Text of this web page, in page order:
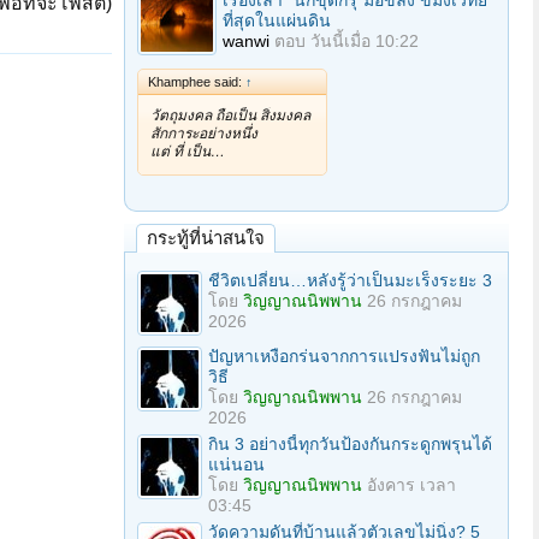
ที่สุดในแผ่นดิน
wanwi ตอบ วันนี้เมื่อ 10:22
Khamphee said: ↑
วัตถุมงคล ถือเป็น สิ่งมงคล
สักการะอย่างหนึ่ง
แต่ ที่ เป็น…
กระทู้ที่น่าสนใจ
ชีวิตเปลี่ยน…หลังรู้ว่าเป็นมะเร็งระยะ 3
โดย วิญญาณนิพพาน 26 กรกฎาคม
2026
ปัญหาเหงือกร่นจากการแปรงฟันไม่ถูก
วิธี
โดย วิญญาณนิพพาน 26 กรกฎาคม
2026
กิน 3 อย่างนี้ทุกวันป้องกันกระดูกพรุนได้
แน่นอน
โดย วิญญาณนิพพาน อังคาร เวลา
03:45
วัดความดันที่บ้านแล้วตัวเลขไม่นิ่ง? 5